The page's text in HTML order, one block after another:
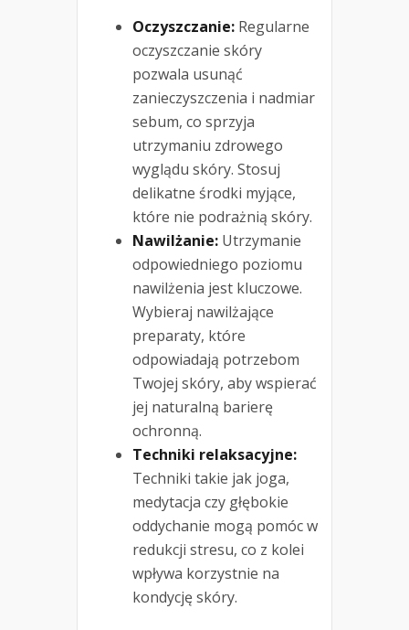
Oczyszczanie: Regularne
oczyszczanie skóry
pozwala usunąć
zanieczyszczenia i nadmiar
sebum, co sprzyja
utrzymaniu zdrowego
wyglądu skóry. Stosuj
delikatne środki myjące,
które nie podrażnią skóry.
Nawilżanie: Utrzymanie
odpowiedniego poziomu
nawilżenia jest kluczowe.
Wybieraj nawilżające
preparaty, które
odpowiadają potrzebom
Twojej skóry, aby wspierać
jej naturalną barierę
ochronną.
Techniki relaksacyjne:
Techniki takie jak joga,
medytacja czy głębokie
oddychanie mogą pomóc w
redukcji stresu, co z kolei
wpływa korzystnie na
kondycję skóry.